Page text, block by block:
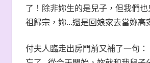
了！除非妳生的是兒子，但我們
祖歸宗，妳…還是回娘家去當妳高
付夫人臨走出房門前又補了一句